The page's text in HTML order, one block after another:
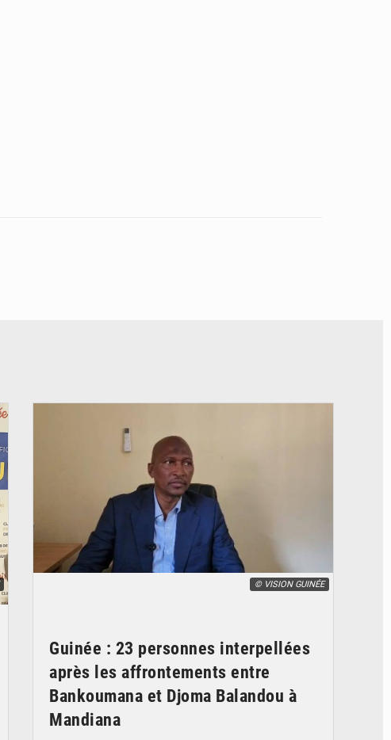
© VISION GUINÉE
Guinée : 23 personnes interpellées
après les affrontements entre
Bankoumana et Djoma Balandou à
Mandiana